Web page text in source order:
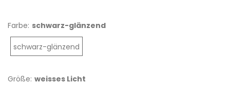
Farbe: schwarz-glänzend
schwarz-glänzend
Größe: weisses Licht